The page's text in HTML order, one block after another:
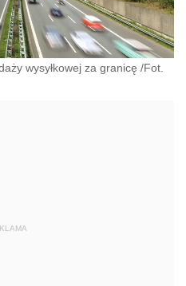
wysyłkowej za granicę /Fot.